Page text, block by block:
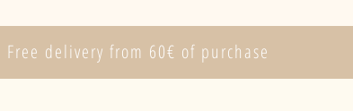
Free delivery from 60€ of purchase